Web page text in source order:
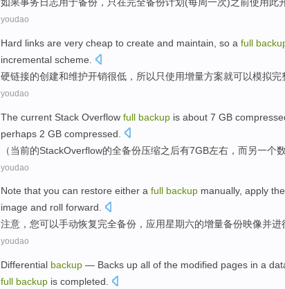
youdao
Hard links are very cheap to create and maintain so a full
incremental scheme
硬链接的创建和维护开销很低 ， 所以 只使用增量方案就可以模拟完
youdao
The current Stack Overflow full backup is about 7 GB
perhaps 2 GB compressed.
（当前的StackOverflow的全备份压缩之后有7GB左右 ， 而另一个
youdao
Note that you can restore either a full backup manually, apply the
image and roll forward.
注意 ， 您可以手动恢复完全备份 ， 应用星期六的增量备份映像并进
youdao
Differential backup — Backs up all of the modified pages in a
full backup is completed.